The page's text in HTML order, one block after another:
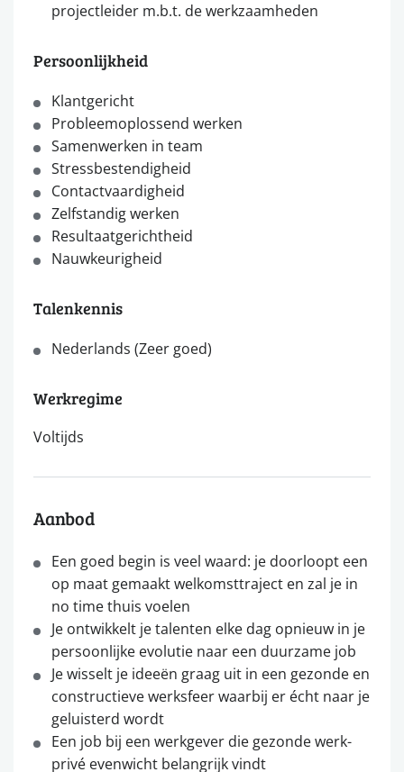
projectleider m.b.t. de werkzaamheden
Persoonlijkheid
Klantgericht
Probleemoplossend werken
Samenwerken in team
Stressbestendigheid
Contactvaardigheid
Zelfstandig werken
Resultaatgerichtheid
Nauwkeurigheid
Talenkennis
Nederlands (Zeer goed)
Werkregime
Voltijds
Aanbod
Een goed begin is veel waard: je doorloopt een
op maat gemaakt welkomsttraject en zal je in
no time thuis voelen
Je ontwikkelt je talenten elke dag opnieuw in je
persoonlijke evolutie naar een duurzame job
Je wisselt je ideeën graag uit in een gezonde en
constructieve werksfeer waarbij er écht naar je
geluisterd wordt
Een job bij een werkgever die gezonde werk-
privé evenwicht belangrijk vindt